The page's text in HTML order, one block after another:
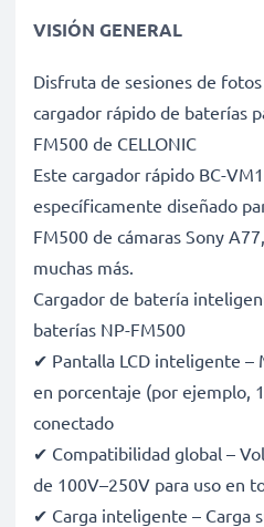
VISIÓN GENERAL
Disfruta de sesiones de
cargador rápido de baterías
FM500 de CELLONIC
Este cargador rápido BC-
específicamente diseñado
FM500 de cámaras Sony
muchas más.
Cargador de batería
baterías NP-FM500
✔ Pantalla LCD inteligente –
en porcentaje (por ejemplo,
conectado
✔ Compatibilidad global –
de 100V–250V para uso en
✔ Carga inteligente – Carga